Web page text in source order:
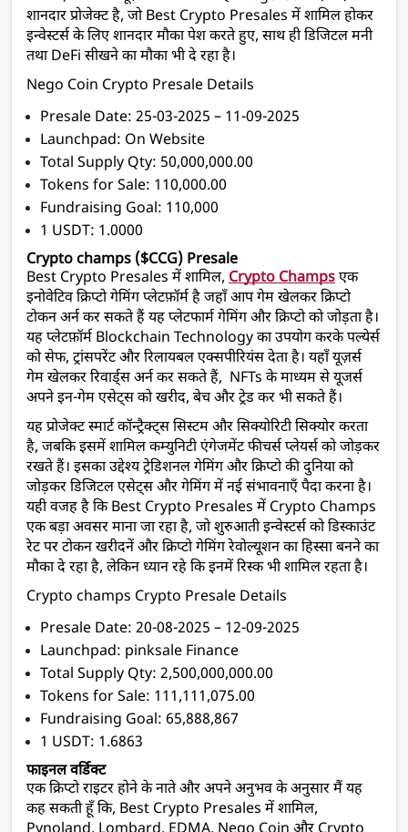
शानदार प्रोजेक्ट है, जो Best Crypto Presales में शामिल होकर
इन्वेस्टर्स के लिए शानदार मौका पेश करते हुए, साथ ही डिजिटल मनी
तथा DeFi सीखने का मौका भी दे रहा है।
Nego Coin Crypto Presale Details
Presale Date: 25-03-2025 – 11-09-2025
Launchpad: On Website
Total Supply Qty: 50,000,000.00
Tokens for Sale: 110,000.00
Fundraising Goal: 110,000
1 USDT: 1.0000
Crypto champs ($CCG) Presale
Best Crypto Presales में शामिल, Crypto Champs एक
इनोवेटिव क्रिप्टो गेमिंग प्लेटफ़ॉर्म है जहाँ आप गेम खेलकर क्रिप्टो
टोकन अर्न कर सकते हैं यह प्लेटफार्म गेमिंग और क्रिप्टो को जोड़ता है।
यह प्लेटफ़ॉर्म Blockchain Technology का उपयोग करके पल्येर्स
को सेफ, ट्रांसपरेंट और रिलायबल एक्सपीरियंस देता है। यहाँ यूज़र्स
गेम खेलकर रिवार्ड्स अर्न कर सकते हैं,  NFTs के माध्यम से यूजर्स
अपने इन-गेम एसेट्स को खरीद, बेच और ट्रेड कर भी सकते हैं।
यह प्रोजेक्ट स्मार्ट कॉन्ट्रैक्ट्स सिस्टम और सिक्योरिटी सिक्योर करता
है, जबकि इसमें शामिल कम्युनिटी एंगेजमेंट फीचर्स प्लेयर्स को जोड़कर
रखते हैं। इसका उद्देश्य ट्रेडिशनल गेमिंग और क्रिप्टो की दुनिया को
जोड़कर डिजिटल एसेट्स और गेमिंग में नई संभावनाएँ पैदा करना है।
यही वजह है कि Best Crypto Presales में Crypto Champs
एक बड़ा अवसर माना जा रहा है, जो शुरुआती इन्वेस्टर्स को डिस्काउंट
रेट पर टोकन खरीदनें और क्रिप्टो गेमिंग रेवोल्यूशन का हिस्सा बनने का
मौका दे रहा है, लेकिन ध्यान रहे कि इनमें रिस्क भी शामिल रहता है।
Crypto champs Crypto Presale Details
Presale Date: 20-08-2025 – 12-09-2025
Launchpad: pinksale Finance
Total Supply Qty: 2,500,000,000.00
Tokens for Sale: 111,111,075.00
Fundraising Goal: 65,888,867
1 USDT: 1.6863
फाइनल वर्डिक्ट
एक क्रिप्टो राइटर होने के नाते और अपने अनुभव के अनुसार मैं यह
कह सकती हूँ कि, Best Crypto Presales में शामिल,